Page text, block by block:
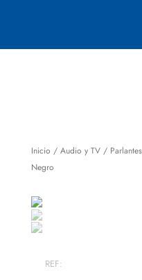
Inicio / Audio y TV/ Parlantes
Negro
REF: